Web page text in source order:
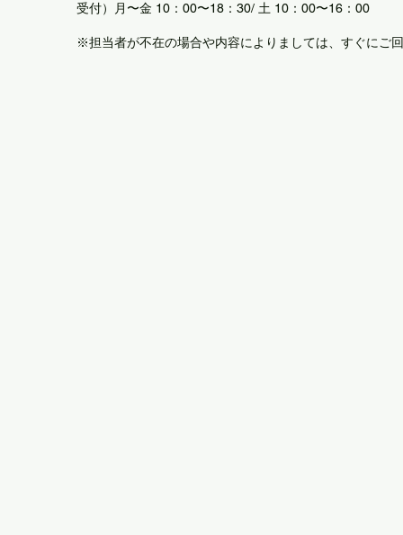
受付）月〜金 10：00〜18：30/ 土 10：00〜16：00
※担当者が不在の場合や内容によりましては、すぐにご